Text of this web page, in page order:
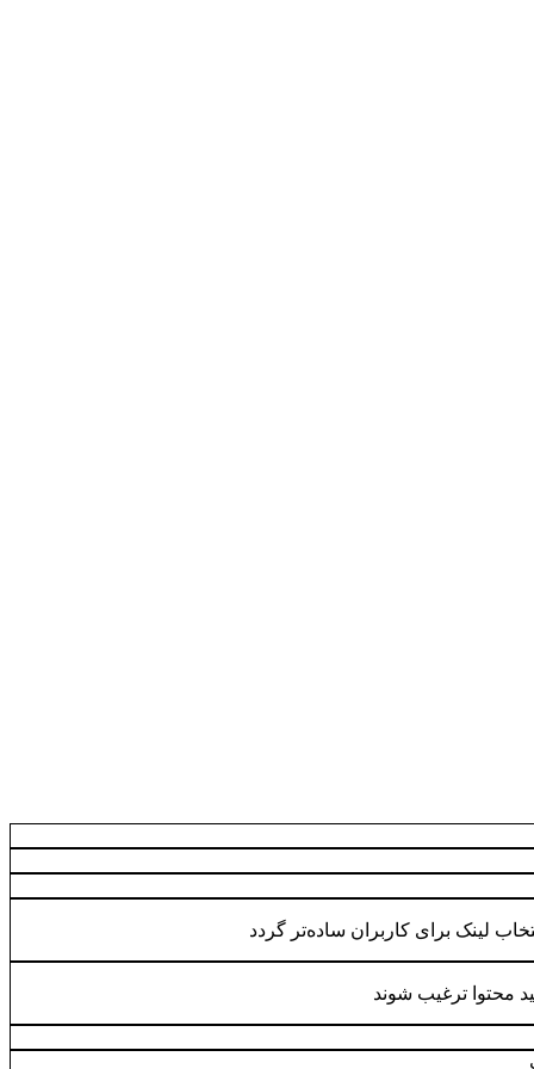
لینک برای کاربران ساده‌تر گردد
محتوا ترغیب شوند